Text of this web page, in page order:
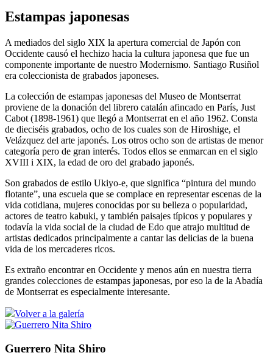
Estampas japonesas
A mediados del siglo XIX la apertura comercial de Japón con
Occidente causó el hechizo hacia la cultura japonesa que fue un
componente importante de nuestro Modernismo. Santiago Rusiñol
era coleccionista de grabados japoneses.
La colección de estampas japonesas del Museo de Montserrat
proviene de la donación del librero catalán afincado en París, Just
Cabot (1898-1961) que llegó a Montserrat en el año 1962. Consta
de dieciséis grabados, ocho de los cuales son de Hiroshige, el
Velázquez del arte japonés. Los otros ocho son de artistas de menor
categoría pero de gran interés. Todos ellos se enmarcan en el siglo
XVIII i XIX, la edad de oro del grabado japonés.
Son grabados de estilo Ukiyo-e, que significa “pintura del mundo
flotante”, una escuela que se complace en representar escenas de la
vida cotidiana, mujeres conocidas por su belleza o popularidad,
actores de teatro kabuki, y también paisajes típicos y populares y
todavía la vida social de la ciudad de Edo que atrajo multitud de
artistas dedicados principalmente a cantar las delicias de la buena
vida de los mercaderes ricos.
Es extraño encontrar en Occidente y menos aún en nuestra tierra
grandes colecciones de estampas japonesas, por eso la de la Abadía
de Montserrat es especialmente interesante.
Volver a la galería
Guerrero Nita Shiro